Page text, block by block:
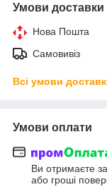
Умови доставки
Нова Пошта
Самовивіз
Всі умови
Умови оплати
Ви отримаєте
або гроші